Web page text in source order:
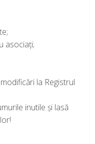
asociați;
la Registrul
inutile și lasă